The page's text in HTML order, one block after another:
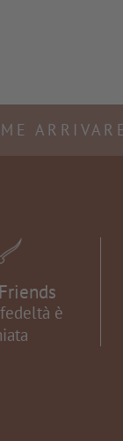
ARRIVARE
è